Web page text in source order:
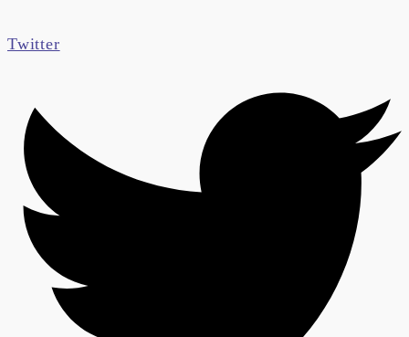
Twitter